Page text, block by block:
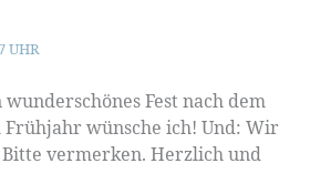
UHR
Fest nach dem
wünsche ich! Und: Wir
vermerken. Herzlich und